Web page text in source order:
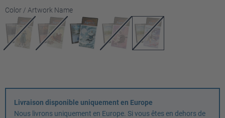
Sélectionnez
Color / Artwork Name
Livraison disponible uniquement en Europe
Nous livrons uniquement en Europe. Si vous êtes en dehors de